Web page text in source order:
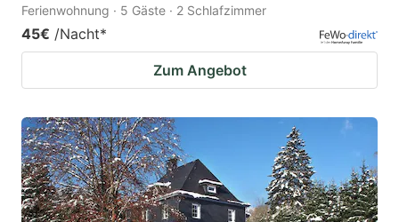
Ferienwohnung · 5 Gäste · 2 Schlafzimmer
45€ /Nacht*
Zum Angebot